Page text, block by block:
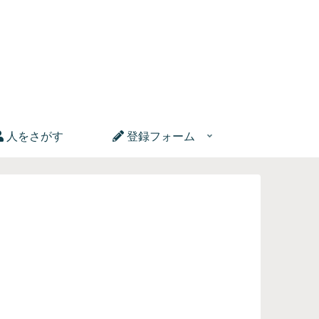
人をさがす 登録フォーム